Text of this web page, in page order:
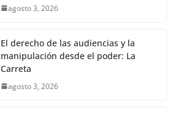
agosto 3, 2026
El derecho de las audiencias y la
manipulación desde el poder: La
Carreta
agosto 3, 2026